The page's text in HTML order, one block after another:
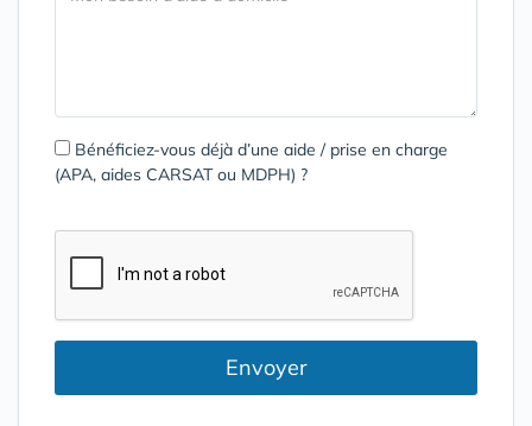
Bénéficiez-vous déjà d’une aide / prise en charge
(APA, aides CARSAT ou MDPH) ?
Envoyer